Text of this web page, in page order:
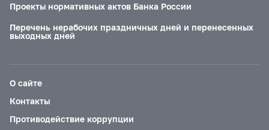
Проекты нормативных актов Банка России
Перечень нерабочих праздничных дней и перенесенных
выходных дней
О сайте
Контакты
Противодействие коррупции